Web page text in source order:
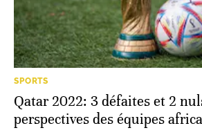
SPORTS
Qatar 2022: 3 défaites et 2
perspectives des équipes